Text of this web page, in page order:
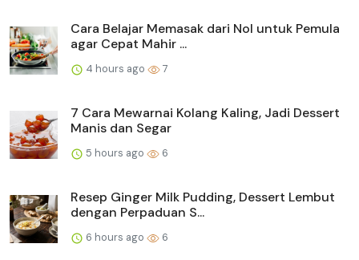
Cara Belajar Memasak dari Nol untuk Pemula
agar Cepat Mahir ...
4 hours ago 7
7 Cara Mewarnai Kolang Kaling, Jadi Dessert
Manis dan Segar
5 hours ago 6
Resep Ginger Milk Pudding, Dessert Lembut
dengan Perpaduan S...
6 hours ago 6